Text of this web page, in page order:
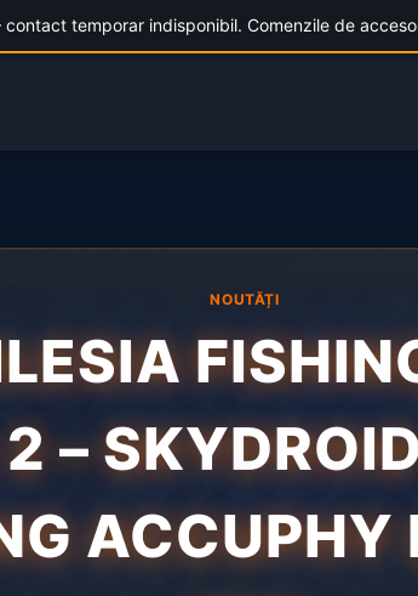
temporar indisponibil. Comenzile de
NOUTĂȚI
–
ACCUPHY